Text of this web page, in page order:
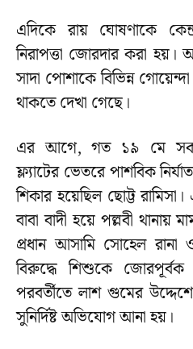
এদিকে রায় ঘোষণাকে
নিরাপত্তা জোরদার করা হয়।
সাদা পোশাকে বিভিন্ন
থাকতে দেখা গেছে।
এর আগে, গত ১৯ মে
ফ্ল্যাটের ভেতরে পাশবিক
শিকার হয়েছিল ছোট্ট
বাবা বাদী হয়ে পল্লবী থানায়
প্রধান আসামি সোহেল রানা
বিরুদ্ধে শিশুকে
পরবর্তীতে লাশ গুমের
সুনির্দিষ্ট অভিযোগ আনা হয়।